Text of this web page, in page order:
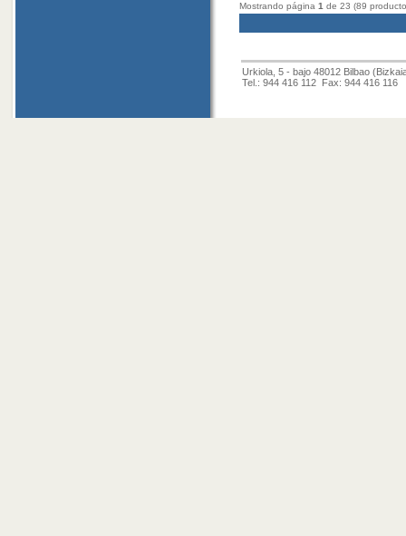
Mostrando página 1 de 23 (89
Urkiola, 5 - bajo 48012 Bilbao
Tel.: 944 416 112 Fax: 944 416 116